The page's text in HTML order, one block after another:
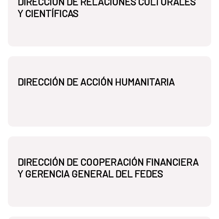
Y CIENTÍFICAS
DIRECCIÓN DE ACCIÓN HUMANITARIA
DIRECCIÓN DE COOPERACIÓN FINANCIERA
Y GERENCIA GENERAL DEL FEDES